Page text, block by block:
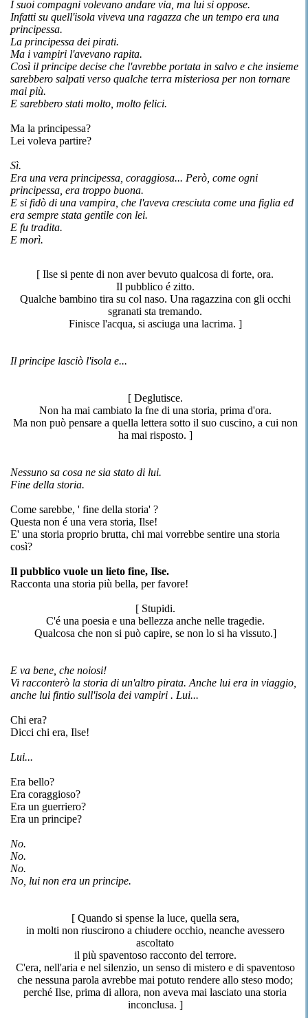
I suoi compagni volevano andare via, ma lui si oppose.
Infatti su quell'isola viveva una ragazza che un tempo era una
principessa.
La principessa dei pirati.
Ma i vampiri l'avevano rapita.
Così il principe decise che l'avrebbe portata in salvo e che insieme
sarebbero salpati verso qualche terra misteriosa per non tornare
mai più.
E sarebbero stati molto, molto felici.
Ma la principessa?
Lei voleva partire?
Sì.
Era una vera principessa, coraggiosa... Però, come ogni
principessa, era troppo buona.
E si fidò di una vampira, che l'aveva cresciuta come una figlia ed
era sempre stata gentile con lei.
E fu tradita.
E morì.
[ Ilse si pente di non aver bevuto qualcosa di forte, ora.
Il pubblico é zitto.
Qualche bambino tira su col naso. Una ragazzina con gli occhi
sgranati sta tremando.
Finisce l'acqua, si asciuga una lacrima. ]
Il principe lasciò l'isola e...
[ Deglutisce.
Non ha mai cambiato la fne di una storia, prima d'ora.
Ma non può pensare a quella lettera sotto il suo cuscino, a cui non
ha mai risposto. ]
Nessuno sa cosa ne sia stato di lui.
Fine della storia.
Come sarebbe, ' fine della storia' ?
Questa non é una vera storia, Ilse!
E' una storia proprio brutta, chi mai vorrebbe sentire una storia
così?
Il pubblico vuole un lieto fine, Ilse.
Racconta una storia più bella, per favore!
[ Stupidi.
C'é una poesia e una bellezza anche nelle tragedie.
Qualcosa che non si può capire, se non lo si ha vissuto.]
E va bene, che noiosi!
Vi racconterò la storia di un'altro pirata. Anche lui era in viaggio,
anche lui fintio sull'isola dei vampiri . Lui...
Chi era?
Dicci chi era, Ilse!
Lui...
Era bello?
Era coraggioso?
Era un guerriero?
Era un principe?
No.
No.
No.
No, lui non era un principe.
[ Quando si spense la luce, quella sera,
in molti non riuscirono a chiudere occhio, neanche avessero
ascoltato
il più spaventoso racconto del terrore.
C'era, nell'aria e nel silenzio, un senso di mistero e di spaventoso
che nessuna parola avrebbe mai potuto rendere allo steso modo;
perché Ilse, prima di allora, non aveva mai lasciato una storia
inconclusa. ]